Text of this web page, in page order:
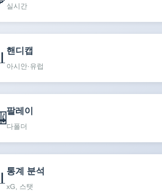
실시간
핸디캡
아시안·유럽
팔레이
다폴더
통계 분석
xG, 스탯